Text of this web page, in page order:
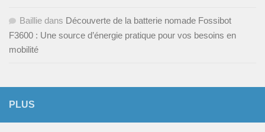
Baillie dans Découverte de la batterie nomade Fossibot
F3600 : Une source d’énergie pratique pour vos besoins en
mobilité
PLUS